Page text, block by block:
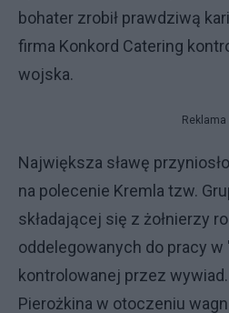
bohater zrobił prawdziwą
firma Konkord Catering
wojska.
Reklama
Największa sławę
na polecenie Kremla tzw.
składającej się z żołnierzy
oddelegowanych do pracy
kontrolowanej przez
Pierożkina w otoczeniu